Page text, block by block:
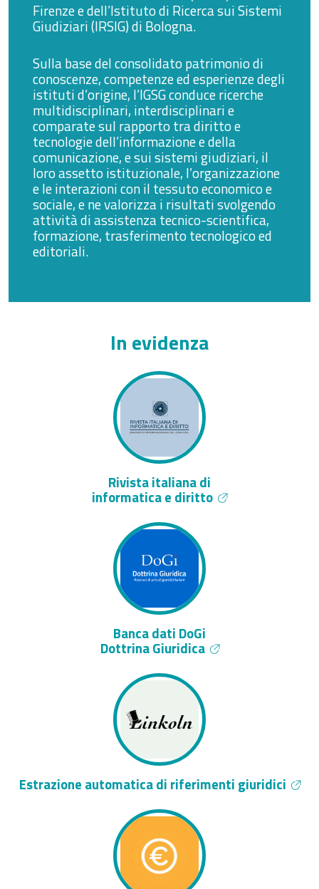
Firenze e dell’Istituto di Ricerca sui Sistemi
Giudiziari (IRSIG) di Bologna.
Sulla base del consolidato patrimonio di
conoscenze, competenze ed esperienze degli
istituti d’origine, l’IGSG conduce ricerche
multidisciplinari, interdisciplinari e
comparate sul rapporto tra diritto e
tecnologie dell’informazione e della
comunicazione, e sui sistemi giudiziari, il
loro assetto istituzionale, l’organizzazione
e le interazioni con il tessuto economico e
sociale, e ne valorizza i risultati svolgendo
attività di assistenza tecnico-scientifica,
formazione, trasferimento tecnologico ed
editoriali.
In evidenza
Rivista italiana di
informatica e diritto
Banca dati DoGi
Dottrina Giuridica
Estrazione automatica di riferimenti giuridici